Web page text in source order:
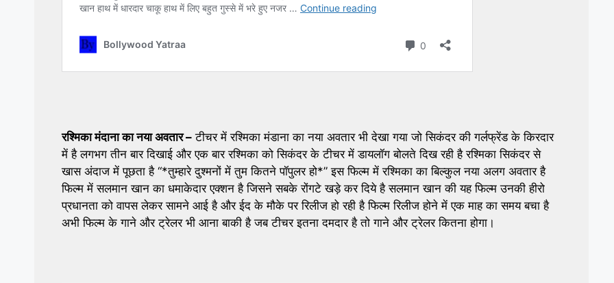
रश्मिका मंदाना का नया अवतार –टीचर में रश्मिका मंडाना का नया अवतार भी देखा गया जो सिकंदर की गर्लफ्रेंड के किरदार
में है लगभग तीन बार दिखाई और एक बार रश्मिका को सिकंदर के टीचर में डायलॉग बोलते दिख रही है रश्मिका सिकंदर से
खास अंदाज में पूछता है “*तुम्हारे दुश्मनों में तुम कितने पॉपुलर हो*” इस फिल्म में रश्मिका का बिल्कुल नया अलग अवतार है
फिल्म में सलमान खान का धमाकेदार एक्शन है जिसने सबके रोंगटे खड़े कर दिये है सलमान खान की यह फिल्म उनकी हीरो
प्रधानता को वापस लेकर सामने आई है और ईद के मौके पर रिलीज हो रही है फिल्म रिलीज होने में एक माह का समय बचा है
अभी फिल्म के गाने और ट्रेलर भी आना बाकी है जब टीचर इतना दमदार है तो गाने और ट्रेलर कितना होगा।